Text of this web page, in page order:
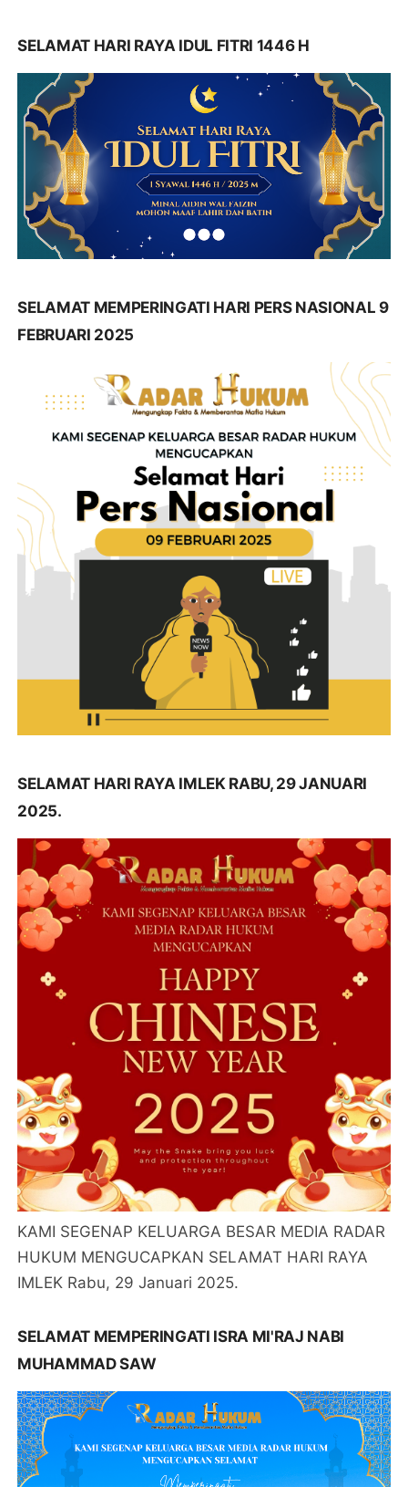
SELAMAT HARI RAYA IDUL FITRI 1446 H
SELAMAT MEMPERINGATI HARI PERS NASIONAL 9
FEBRUARI 2025
SELAMAT HARI RAYA IMLEK RABU, 29 JANUARI
2025.
KAMI SEGENAP KELUARGA BESAR MEDIA RADAR
HUKUM MENGUCAPKAN SELAMAT HARI RAYA
IMLEK Rabu, 29 Januari 2025.
SELAMAT MEMPERINGATI ISRA MI'RAJ NABI
MUHAMMAD SAW